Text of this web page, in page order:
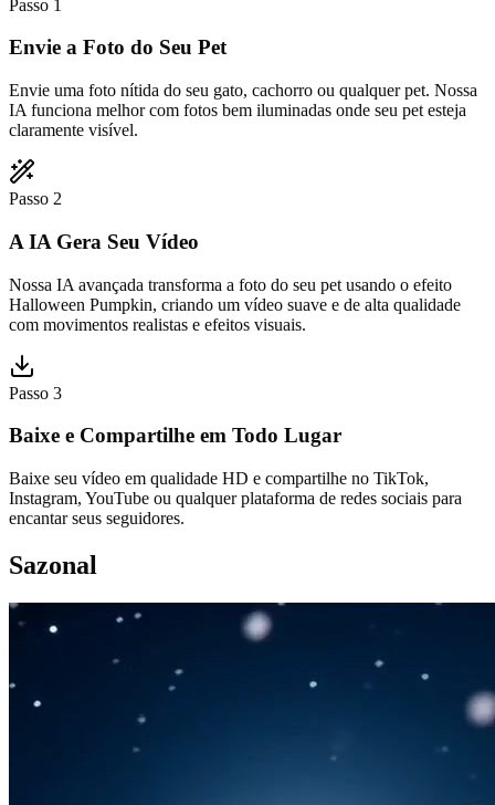
Passo 1
Envie a Foto do Seu Pet
Envie uma foto nítida do seu gato, cachorro ou qualquer pet. Nossa
IA funciona melhor com fotos bem iluminadas onde seu pet esteja
claramente visível.
Passo 2
A IA Gera Seu Vídeo
Nossa IA avançada transforma a foto do seu pet usando o efeito
Halloween Pumpkin, criando um vídeo suave e de alta qualidade
com movimentos realistas e efeitos visuais.
Passo 3
Baixe e Compartilhe em Todo Lugar
Baixe seu vídeo em qualidade HD e compartilhe no TikTok,
Instagram, YouTube ou qualquer plataforma de redes sociais para
encantar seus seguidores.
Sazonal